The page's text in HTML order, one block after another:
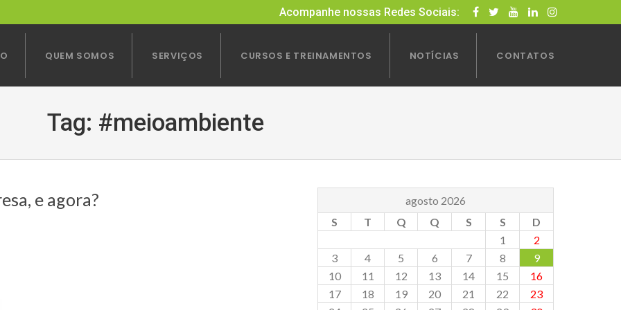
Acompanhe nossas Redes Sociais:
QUEM SOMOS SERVIÇOS CURSOS E TREINAMENTOS NOTÍCIAS CONTATOS
Tag: #meioambiente
e agora?
agosto 2026
S
T Q Q S S
D
1
2
3
4 5 6 7 8
9
10
11 12 13 14 15
16
17
18 19 20 21 22
23